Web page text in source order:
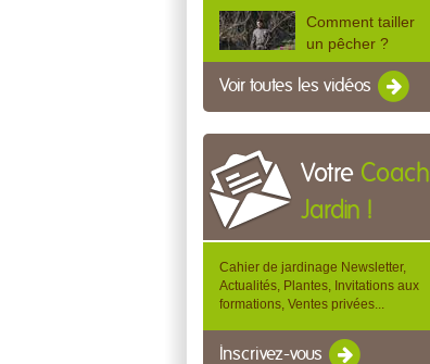
Comment tailler
un pêcher ?
Voir toutes les vidéos
Votre Coach
Jardin !
Cahier de jardinage Newsletter,
Actualités, Plantes, Invitations aux
formations, Ventes privées...
Inscrivez-vous